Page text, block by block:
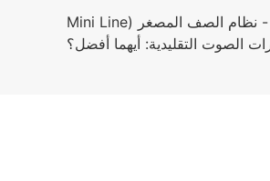
-
نظام الصف المصغر (Mini Line